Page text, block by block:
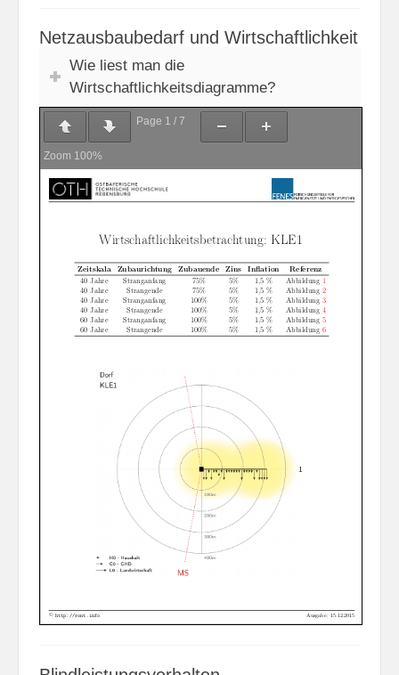
Netzausbaubedarf und Wirtschaftlichkeit
Wie liest man die
Wirtschaftlichkeitsdiagramme?
Page 1 / 7
Zoom 100%